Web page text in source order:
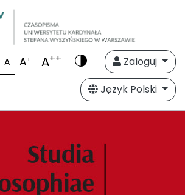
A A+ A++
Zaloguj
Język Polski